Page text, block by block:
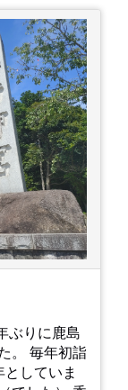
の店舗だっ
入店。ハン
ューシーで
店員さんが
たです。 こ
皆様も
も召し上が
いようなの
。 毎年初詣
していま